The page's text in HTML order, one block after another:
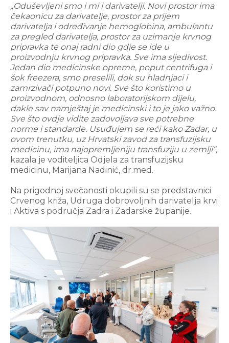
„Oduševljeni smo i mi i darivatelji. Novi prostor ima
čekaonicu za darivatelje, prostor za prijem
darivatelja i određivanje hemoglobina, ambulantu
za pregled darivatelja, prostor za uzimanje krvnog
pripravka te onaj radni dio gdje se ide u
proizvodnju krvnog pripravka. Sve ima sljedivost.
Jedan dio medicinske opreme, poput centrifuga i
šok freezera, smo preselili, dok su hladnjaci i
zamrzivači potpuno novi. Sve što koristimo u
proizvodnom, odnosno laboratorijskom dijelu,
dakle sav namještaj je medicinski i to je jako važno.
Sve što ovdje vidite zadovoljava sve potrebne
norme i standarde. Usuđujem se reći kako Zadar, u
ovom trenutku, uz Hrvatski zavod za transfuzijsku
medicinu, ima najopremljeniju transfuziju u zemlji“,
kazala je voditeljica Odjela za transfuzijsku
medicinu, Marijana Nadinić, dr.med.
Na prigodnoj svečanosti okupili su se predstavnici
Crvenog križa, Udruga dobrovoljnih darivatelja krvi
i Aktiva s područja Zadra i Zadarske županije.